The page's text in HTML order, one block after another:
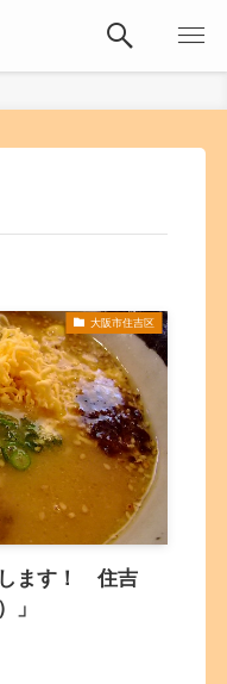
大阪市住吉区
ます！ 住吉
」